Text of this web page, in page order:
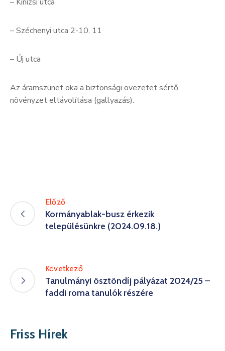
– Széchenyi utca 2-10, 11
– Új utca
Az áramszünet oka a biztonsági övezetet sértő
növényzet eltávolítása (gallyazás).
Előző
Kormányablak-busz érkezik
településünkre (2024.09.18.)
Következő
Tanulmányi ösztöndíj pályázat 2024/25 –
faddi roma tanulók részére
Friss Hírek